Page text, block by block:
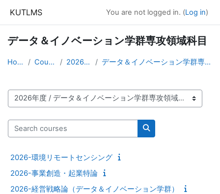
KUTLMS You are not logged in. (Log in)
データ＆イノベーション学群専攻領域科目
Home Courses 2026年度 データ＆イノベーション学群専攻領域科目
Course categories
Search courses
Search courses
2026-環境リモートセンシング
2026-事業創造・起業特論
2026-経営戦略論（データ＆イノベーション学群）